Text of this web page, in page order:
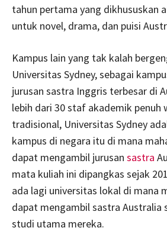
tahun pertama yang dikhususkan
untuk novel, drama, dan puisi
Kampus lain yang tak kalah
Universitas Sydney, sebagai
jurusan sastra Inggris terbesar di
lebih dari 30 staf akademik penuh
tradisional, Universitas Sydney
kampus di negara itu di mana
dapat mengambil jurusan sastra
mata kuliah ini dipangkas sejak
ada lagi universitas lokal di mana
dapat mengambil sastra Australia
studi utama mereka.